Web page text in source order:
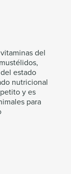
del
estado
nutricional
y es
para